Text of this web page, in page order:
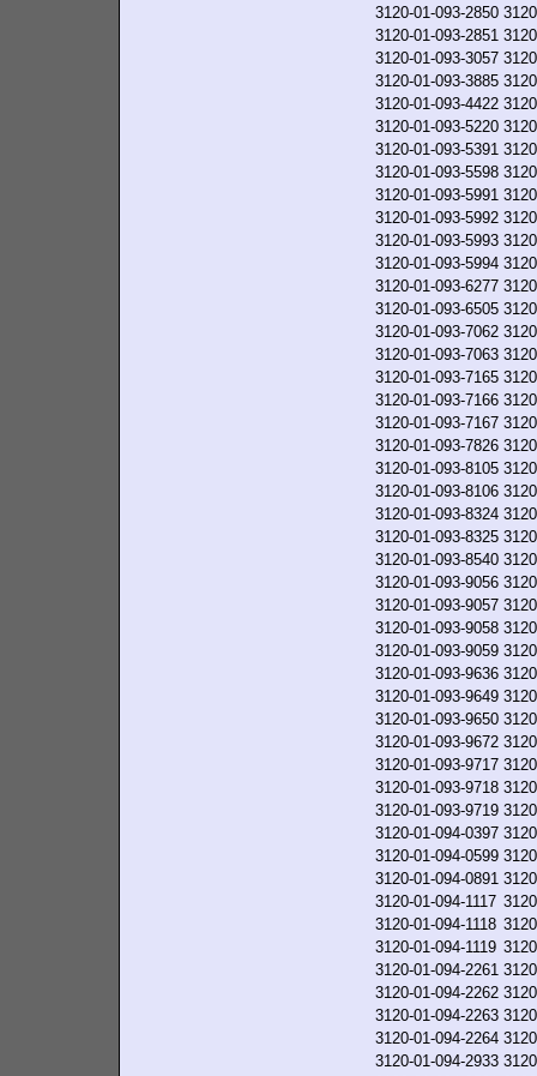
3120-01-093-2850
3120-01-093-2851
3120-01-093-3057
3120-01-093-3885
3120-01-093-4422
3120-01-093-5220
3120-01-093-5391
3120-01-093-5598
3120-01-093-5991
3120-01-093-5992
3120-01-093-5993
3120-01-093-5994
3120-01-093-6277
3120-01-093-6505
3120-01-093-7062
3120-01-093-7063
3120-01-093-7165
3120-01-093-7166
3120-01-093-7167
3120-01-093-7826
3120-01-093-8105
3120-01-093-8106
3120-01-093-8324
3120-01-093-8325
3120-01-093-8540
3120-01-093-9056
3120-01-093-9057
3120-01-093-9058
3120-01-093-9059
3120-01-093-9636
3120-01-093-9649
3120-01-093-9650
3120-01-093-9672
3120-01-093-9717
3120-01-093-9718
3120-01-093-9719
3120-01-094-0397
3120-01-094-0599
3120-01-094-0891
3120-01-094-1117
3120-01-094-1118
3120-01-094-1119
3120-01-094-2261
3120-01-094-2262
3120-01-094-2263
3120-01-094-2264
3120-01-094-2933